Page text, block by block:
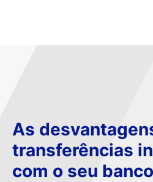
As
transferências
com o seu banco